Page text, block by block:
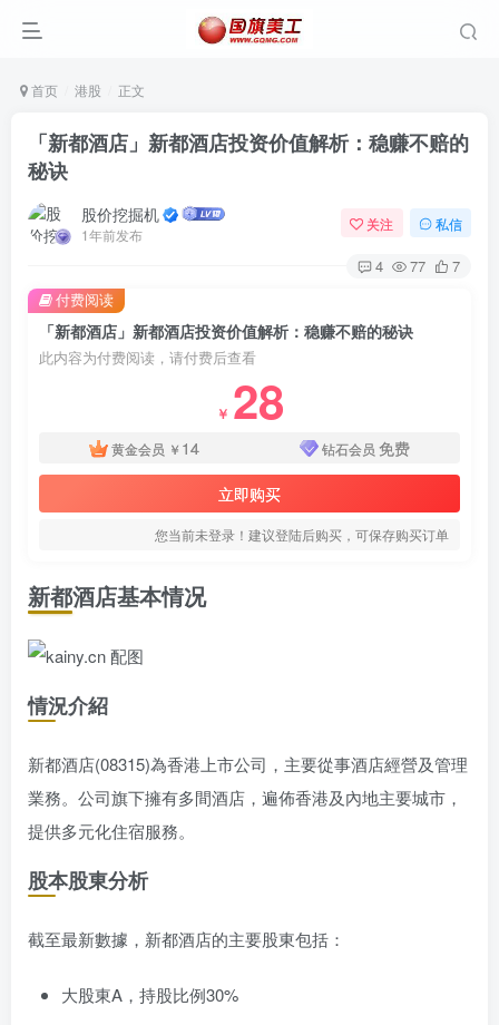
首页 港股 正文
「新都酒店」新都酒店投资价值解析：稳赚不赔的
秘诀
股价挖掘机
1年前发布
关注 私信
4 77 7
「新都酒店」新都酒店投资价值解析：稳赚不赔的秘诀
此内容为付费阅读，请付费后查看
￥ 28
黄金会员 ￥ 14 钻石会员 免费
立即购买
您当前未登录！建议登陆后购买，可保存购买订单
付费阅读
新都酒店基本情况
情況介紹
新都酒店(08315)為香港上市公司，主要從事酒店經營及管理
業務。公司旗下擁有多間酒店，遍佈香港及內地主要城市，
提供多元化住宿服務。
股本股東分析
截至最新數據，新都酒店的主要股東包括：
大股東A，持股比例30%